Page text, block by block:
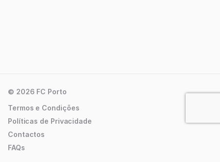
© 2026 FC Porto
Termos e Condições
Políticas de Privacidade
Contactos
FAQs